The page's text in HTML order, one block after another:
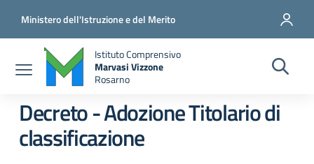
Ministero dell'Istruzione e del Merito
Istituto Comprensivo
Marvasi Vizzone
Rosarno
Decreto - Adozione Titolario di
classificazione